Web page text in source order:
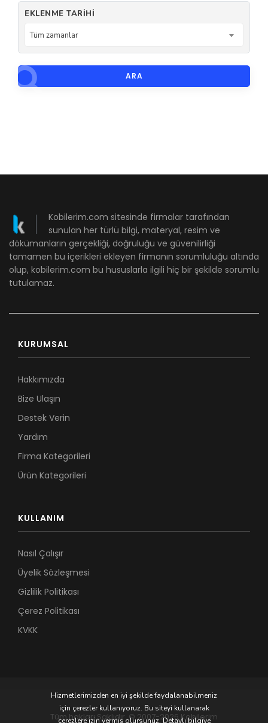
EKLENME TARIHI
Tüm zamanlar
ARA
Kobilerim.com sitesinde firmalar tarafından
sunulan her türlü bilgi, materyal, resim ve
dökümanların gerçekliği, doğruluğu ve güvenilirliği
tamamen bu içerikleri ekleyen firmanın sorumluluğu altında
olup, kobilerim.com bu hususlarla ilgili hiç bir şekilde sorumlu
tutulamaz.
KURUMSAL
Hakkımızda
Bize Ulaşın
Destek Verin
Yardım
Firma Kategorileri
Ürün Kategorileri
KULLANIM
Nasıl Çalışır
Üyelik Sözleşmesi
Gizlilik Politikası
Çerez Politikası
KVKK
Tüm hakları Saklıdır. © 2007-2026 Kobilerim
Hizmetlerimizden en iyi şekilde faydalanabilmeniz
için çerezler kullanıyoruz. Bu siteyi kullanarak
çerezlere izin vermiş olursunuz. Detaylı bilgiye